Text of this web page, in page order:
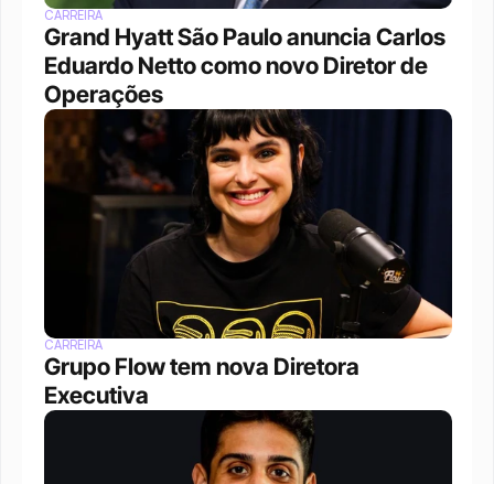
CARREIRA
Grand Hyatt São Paulo anuncia Carlos
Eduardo Netto como novo Diretor de
Operações
CARREIRA
Grupo Flow tem nova Diretora
Executiva